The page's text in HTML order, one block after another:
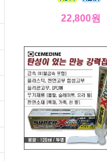
22,800원